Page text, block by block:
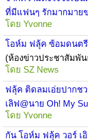
ที่มีแฟนๆ รักมากมาย
โดย Yvonne
โอห์ม ฟลุ้ค ซ้อมดนตรี
(ห้องข่าวประชาสัมพัน
โดย SZ News
ฟลุ้ค ติดลมเอ่ยปากช
เลิฟ@นาย Oh! My
โดย Yvonne
กัน โอห์ม ฟลุ้ค วอร์ เ